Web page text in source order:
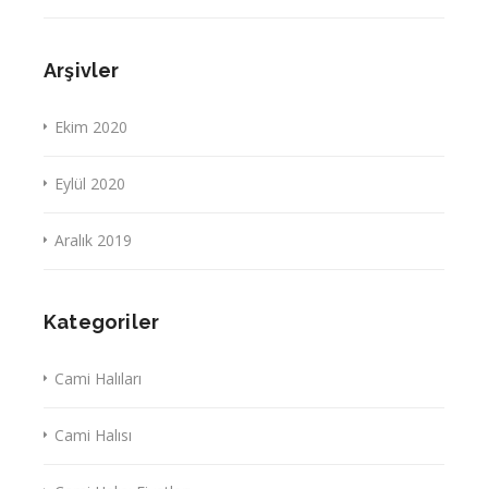
Arşivler
Ekim 2020
Eylül 2020
Aralık 2019
Kategoriler
Cami Halıları
Cami Halısı